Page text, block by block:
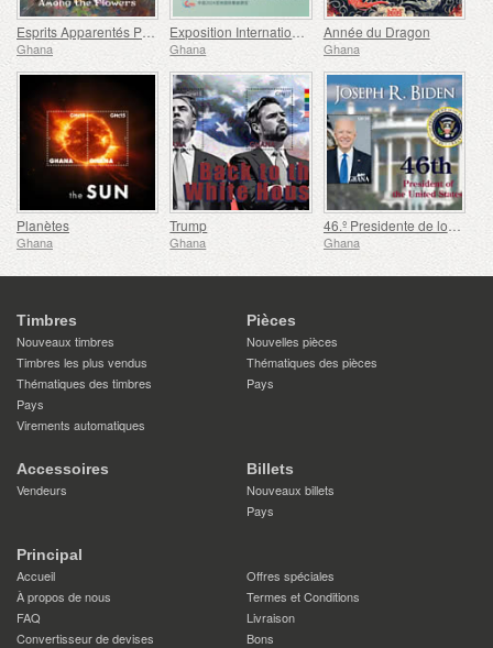
Esprits Apparentés Parmi les Fleurs
Ghana
Exposition Internationale de Timbres de Shanghai
Ghana
Année du Dragon
Ghana
Planètes
Ghana
Trump
Ghana
46.º Presidente de los Estados Unidos - Joseph Biden
Ghana
Timbres
Nouveaux timbres
Timbres les plus vendus
Thématiques des timbres
Pays
Virements automatiques
Pièces
Nouvelles pièces
Thématiques des pièces
Pays
Accessoires
Vendeurs
Billets
Nouveaux billets
Pays
Principal
Accueil
Offres spéciales
À propos de nous
Termes et Conditions
FAQ
Livraison
Convertisseur de devises
Bons